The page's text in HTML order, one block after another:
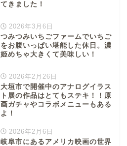
てきました！
2026年3月6日
つみつみいちごファームでいちご
をお腹いっぱい堪能した休日。濃
姫めちゃ大きくて美味しい！
2026年2月26日
大垣市で開催中のアナログイラス
ト展の作品はとてもステキ！！原
画ガチャやコラボメニューもある
よ！
2026年2月6日
岐阜市にあるアメリカ映画の世界